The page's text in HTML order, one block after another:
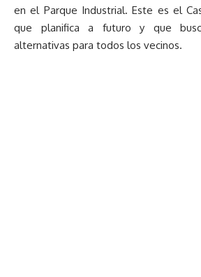
en el Parque Industrial. Este es el
que planifica a futuro y que
alternativas para todos los vecinos.